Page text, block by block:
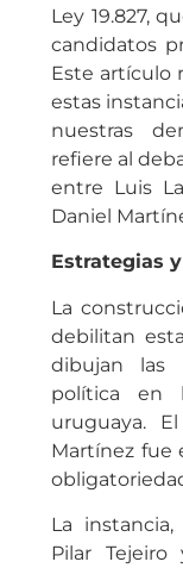
Ley 19.827,
candidatos
Este artículo
estas
nuestras
refiere al
entre Luis
Daniel
Estrategias
La
debilitan
dibujan las
política en
uruguaya.
Martínez fue
La
Pilar